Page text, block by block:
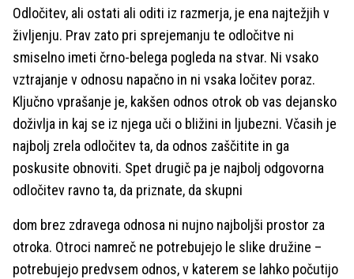
Odločitev, ali ostati ali oditi iz razmerja, je ena najtežjih v
življenju. Prav zato pri sprejemanju te odločitve ni
smiselno imeti črno-belega pogleda na stvar. Ni vsako
vztrajanje v odnosu napačno in ni vsaka ločitev poraz.
Ključno vprašanje je, kakšen odnos otrok ob vas dejansko
doživlja in kaj se iz njega uči o bližini in ljubezni. Včasih je
najbolj zrela odločitev ta, da odnos zaščitite in ga
poskusite obnoviti. Spet drugič pa je najbolj odgovorna
odločitev ravno ta, da priznate, da skupni
dom brez zdravega odnosa ni nujno najboljši prostor za
otroka. Otroci namreč ne potrebujejo le slike družine –
potrebujejo predvsem odnos, v katerem se lahko počutijo